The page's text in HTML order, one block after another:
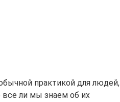
практикой для людей,
ли мы знаем об их